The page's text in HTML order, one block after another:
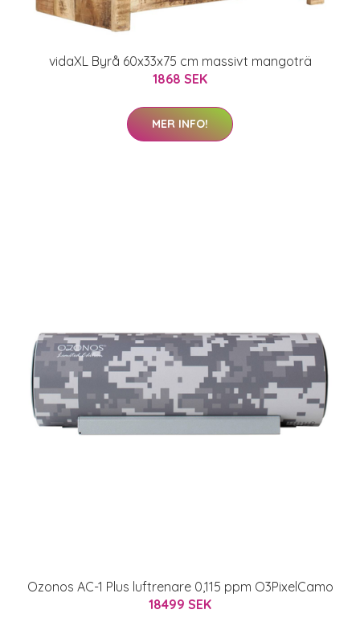
vidaXL Byrå 60x33x75 cm massivt mangoträ
1868 SEK
MER INFO!
Ozonos AC-1 Plus luftrenare 0,115 ppm O3PixelCamo
18499 SEK